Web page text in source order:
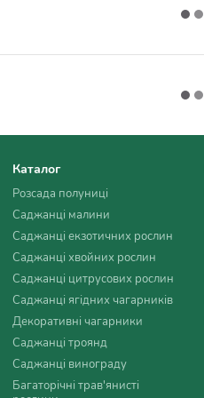
Каталог
Розсада полуниці
Саджанці малини
Саджанці екзотичних рослин
Саджанці хвойних рослин
Саджанці цитрусових рослин
Саджанці ягідних чагарників
Декоративні чагарники
Саджанці троянд
Саджанці винограду
Багаторічні трав'янисті